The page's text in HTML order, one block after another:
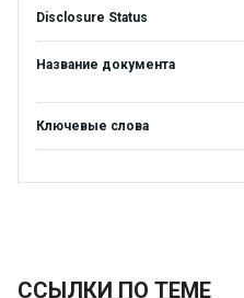
Disclosure Status
Название документа
Ключевые слова
ССЫЛКИ ПО ТЕМЕ